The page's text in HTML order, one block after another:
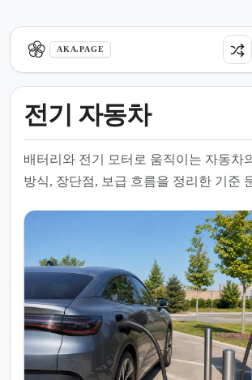
AKA.PAGE
전기 자동차
배터리와 전기 모터로 움직이는 자동차
방식, 장단점, 보급 흐름을 정리한 기준